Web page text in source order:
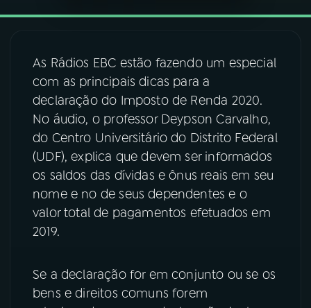
07ÚLTIMAS
08FESTIVAL DE MÚSICA
YouTube Facebook
Instagram
TikTok
As Rádios EBC estão fazendo um especial
com as principais dicas para a
declaração do Imposto de Renda 2020.
No áudio, o professor Deypson Carvalho,
do Centro Universitário do Distrito Federal
(UDF), explica que devem ser informados
os saldos das dívidas e ônus reais em seu
nome e no de seus dependentes e o
valor total de pagamentos efetuados em
2019.
Se a declaração for em conjunto ou se os
bens e direitos comuns forem